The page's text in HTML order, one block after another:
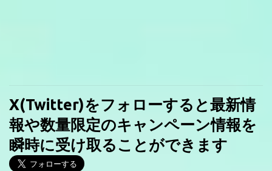
X(Twitter)をフォローすると最新情
報や数量限定のキャンペーン情報を
瞬時に受け取ることができます